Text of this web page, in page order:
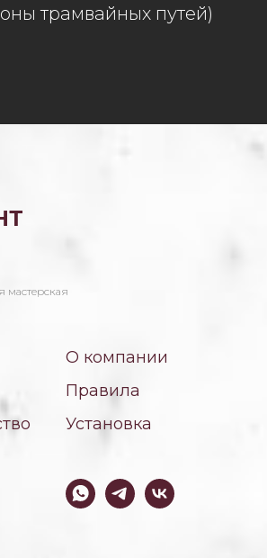
трамвайных путей)
мастерская
О компании
Правила
Установка